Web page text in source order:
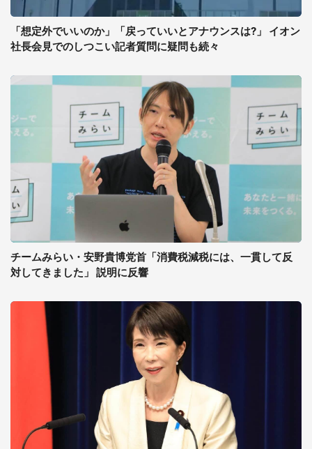
「想定外でいいのか」「戻っていいとアナウンスは?」 イオン
社長会見でのしつこい記者質問に疑問も続々
チームみらい・安野貴博党首「消費税減税には、一貫して反
対してきました」 説明に反響